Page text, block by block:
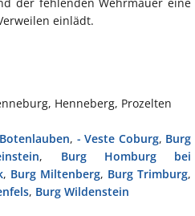
einlädt.
Henneberg, Prozelten
, - Veste Coburg, Burg
, Burg Homburg bei
, Burg Miltenberg, Burg Trimburg,
, Burg Wildenstein